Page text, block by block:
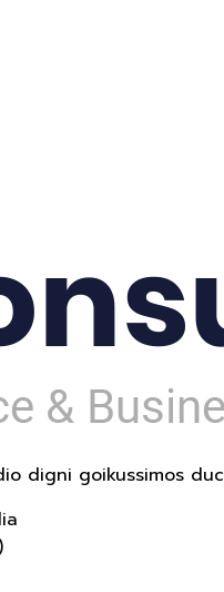
digni goikussimos